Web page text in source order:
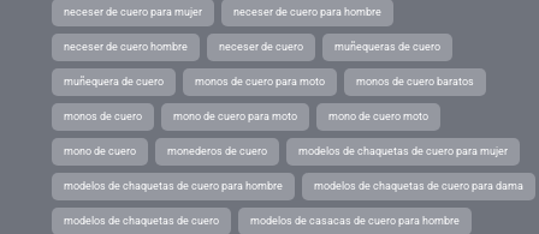
neceser de cuero para mujer neceser de cuero para hombre
neceser de cuero hombre neceser de cuero muñequeras de cuero
muñequera de cuero monos de cuero para moto monos de cuero baratos
monos de cuero mono de cuero para moto mono de cuero moto
mono de cuero monederos de cuero modelos de chaquetas de cuero para mujer
modelos de chaquetas de cuero para hombre modelos de chaquetas de cuero para dama
modelos de chaquetas de cuero modelos de casacas de cuero para hombre